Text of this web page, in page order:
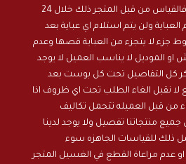
مصنعي او غلط فالقياس من قبل المتجر ذلك خلال 24
ولن يتم استلام اي عباية بعد
جزء لا يتجزء من العباية قصها وعدم
او الموديل لا يناسب العميل لا يوجد
كل التفاصيل تحت كل بوست بعد
لا نقبل الغاء الطلب تحت اي ظروف اذا
من قبل العميله تتحمل تكاليف
جميع منتجاتنا تفصيل ولا يوجد لدينا
ذلك للقياسات الجاهزه سوء
عدم مراعاة القطع في الغسيل المتجر